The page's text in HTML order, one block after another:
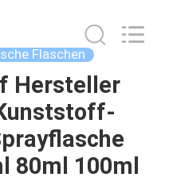
Flaschen
Hersteller
80ml 100ml